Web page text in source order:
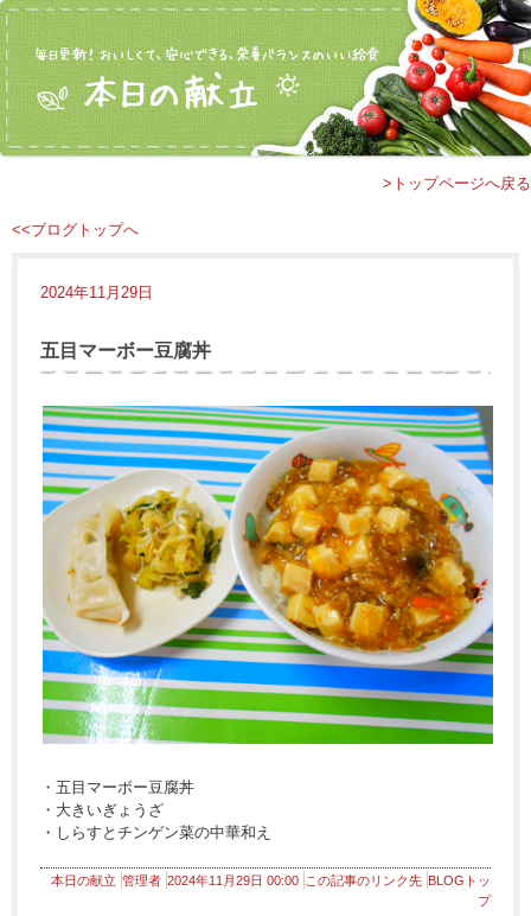
>トップページへ戻る
<<ブログトップへ
2024年11月29日
五目マーボー豆腐丼
・五目マーボー豆腐丼
・大きいぎょうざ
・しらすとチンゲン菜の中華和え
本日の献立 管理者 2024年11月29日 00:00 この記事のリンク先 BLOGトッ
プ